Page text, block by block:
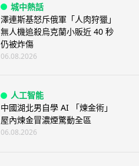
城中熱話
澤連斯基怒斥俄軍「人肉狩獵」
無人機追殺烏克蘭小販近 40 秒
仍被炸傷
06.08.2026
人工智能
中國湖北男自學 AI 「煉金術」
屋內煉金冒濃煙驚動全區
06.08.2026